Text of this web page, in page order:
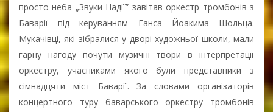
просто неба „Звуки Надії” завітав оркестр тромбонів з
Баварії під керуванням Ганса Йоакима Шольца.
Мукачівці, які зібралися у дворі художньої школи, мали
гарну нагоду почути музичні твори в інтерпретації
оркестру, учасниками якого були представники з
сімнадцяти міст Баварії. За словами організаторів
концертного туру баварського оркестру тромбонів